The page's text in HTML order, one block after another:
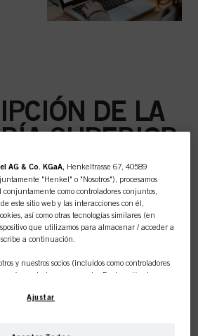
DE LA
SUPERIOR
AG & Co. KGaA, Henkeltrasse 67, 40589
"Henkel" o "Nosotros"), procesamos
conjuntamente como controladores conjuntos,
este sitio web y las interacciones con él,
así como otras tecnologías similares (en
que utilizamos para almacenar / acceder a
a continuación.
y nuestros socios (incluidos como controladores
según se designa en nuestra Declaración de
similares") también utilizaremos cookies y
Ajustar